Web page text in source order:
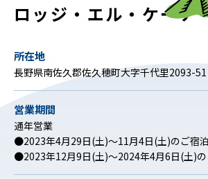
ロッジ・エル・ケーナ
所在地
長野県南佐久郡佐久穂町大字千代里2093-51
営業期間
通年営業
●2023年4月29日(土)〜11月4日(土)のご宿
●2023年12月9日(土)〜2024年4月6日(土)